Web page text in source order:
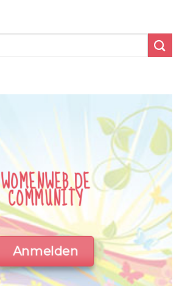
WOMENWEB.DE
COMMUNITY
Anmelden